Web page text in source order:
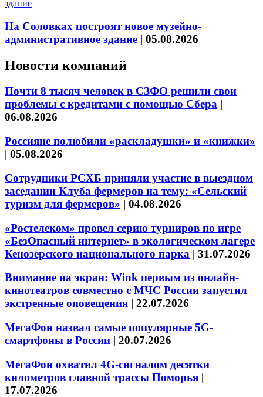
На Соловках построят новое музейно-
административное здание | 05.08.2026
Новости компаний
Почти 8 тысяч человек в СЗФО решили свои
проблемы с кредитами с помощью Сбера |
06.08.2026
Россияне полюбили «раскладушки» и «книжки»
| 05.08.2026
Сотрудники РСХБ приняли участие в выездном
заседании Клуба фермеров на тему: «Сельский
туризм для фермеров» | 04.08.2026
«Ростелеком» провел серию турниров по игре
«БезОпасный интернет» в экологическом лагере
Кенозерского национального парка | 31.07.2026
Внимание на экран: Wink первым из онлайн-
кинотеатров совместно с МЧС России запустил
экстренные оповещения | 22.07.2026
МегаФон назвал самые популярные 5G-
смартфоны в России | 20.07.2026
МегаФон охватил 4G-сигналом десятки
километров главной трассы Поморья |
17.07.2026